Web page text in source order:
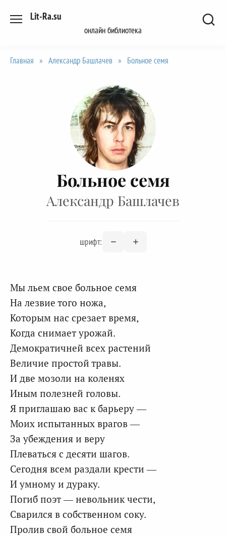
Lit-Ra.su
онлайн библиотека
Главная » Александр Башлачев » Больное семя
Больное семя
Александр Башлачев
шрифт:
Мы льем свое больное семя
На лезвие того ножа,
Которым нас срезает время,
Когда снимает урожай.
Демократичней всех растений
Величие простой травы.
И две мозоли на коленях
Иным полезней головы.
Я приглашаю вас к барьеру —
Моих испытанных врагов —
За убеждения и веру
Плеваться с десяти шагов.
Сегодня всем раздали крести —
И умному и дураку.
Погиб поэт — невольник чести,
Сварился в собственном соку.
Пролив свой больное семя